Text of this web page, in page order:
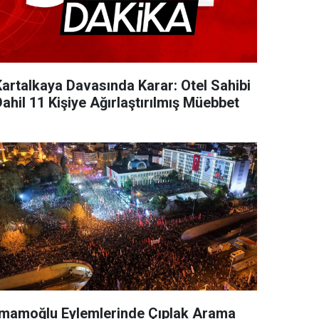
Davasında Karar: Otel Sahibi
11 Kişiye Ağırlaştırılmış Müebbet
Eylemlerinde Çıplak Arama